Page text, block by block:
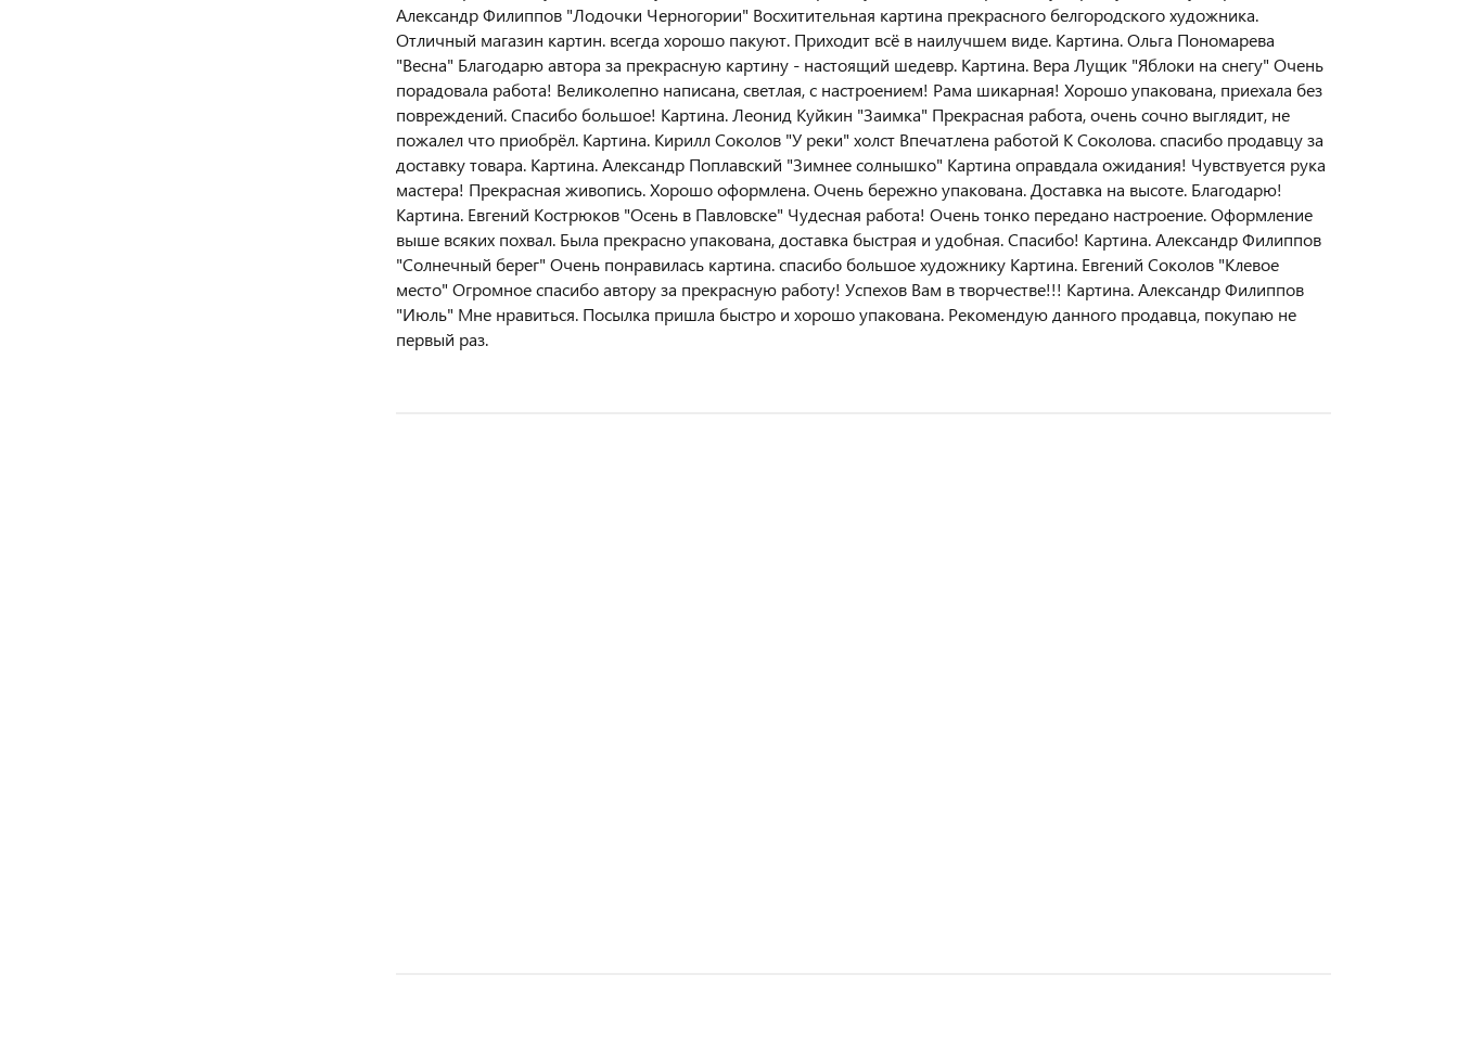
Александр Филиппов "Лодочки Черногории" Восхитительная картина прекрасного белгородского художника.
Отличный магазин картин. всегда хорошо пакуют. Приходит всё в наилучшем виде. Картина. Ольга Пономарева
"Весна" Благодарю автора за прекрасную картину - настоящий шедевр. Картина. Вера Лущик "Яблоки на снегу" Очень
порадовала работа! Великолепно написана, светлая, с настроением! Рама шикарная! Хорошо упакована, приехала без
повреждений. Спасибо большое! Картина. Леонид Куйкин "Заимка" Прекрасная работа, очень сочно выглядит, не
пожалел что приобрёл. Картина. Кирилл Соколов "У реки" холст Впечатлена работой К Соколова. спасибо продавцу за
доставку товара. Картина. Александр Поплавский "Зимнее солнышко" Картина оправдала ожидания! Чувствуется рука
мастера! Прекрасная живопись. Хорошо оформлена. Очень бережно упакована. Доставка на высоте. Благодарю!
Картина. Евгений Кострюков "Осень в Павловске" Чудесная работа! Очень тонко передано настроение. Оформление
выше всяких похвал. Была прекрасно упакована, доставка быстрая и удобная. Спасибо! Картина. Александр Филиппов
"Солнечный берег" Очень понравилась картина. спасибо большое художнику Картина. Евгений Соколов "Клевое
место" Огромное спасибо автору за прекрасную работу! Успехов Вам в творчестве!!! Картина. Александр Филиппов
"Июль" Мне нравиться. Посылка пришла быстро и хорошо упакована. Рекомендую данного продавца, покупаю не
первый раз.